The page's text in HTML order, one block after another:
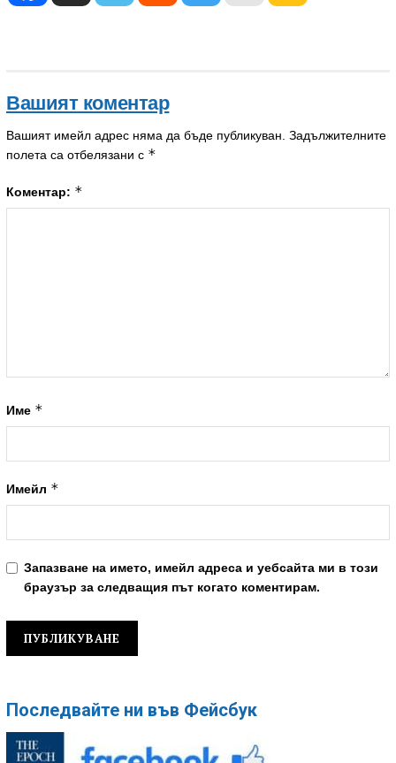
Вашият коментар
Вашият имейл адрес няма да бъде публикуван. Задължителните
полета са отбелязани с *
Коментар: *
Име *
Имейл *
Запазване на името, имейл адреса и уебсайта ми в този
браузър за следващия път когато коментирам.
Последвайте ни във Фейсбук